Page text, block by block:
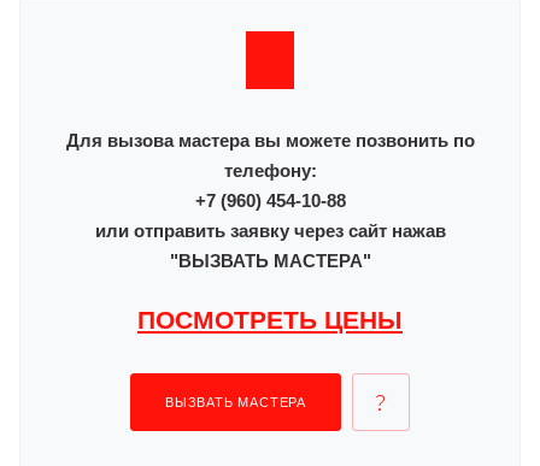
Для вызова мастера вы можете позвонить по
телефону:
+7 (960) 454-10-88
или отправить заявку через сайт нажав
"ВЫЗВАТЬ МАСТЕРА"
ПОСМОТРЕТЬ ЦЕНЫ
ВЫЗВАТЬ МАСТЕРА